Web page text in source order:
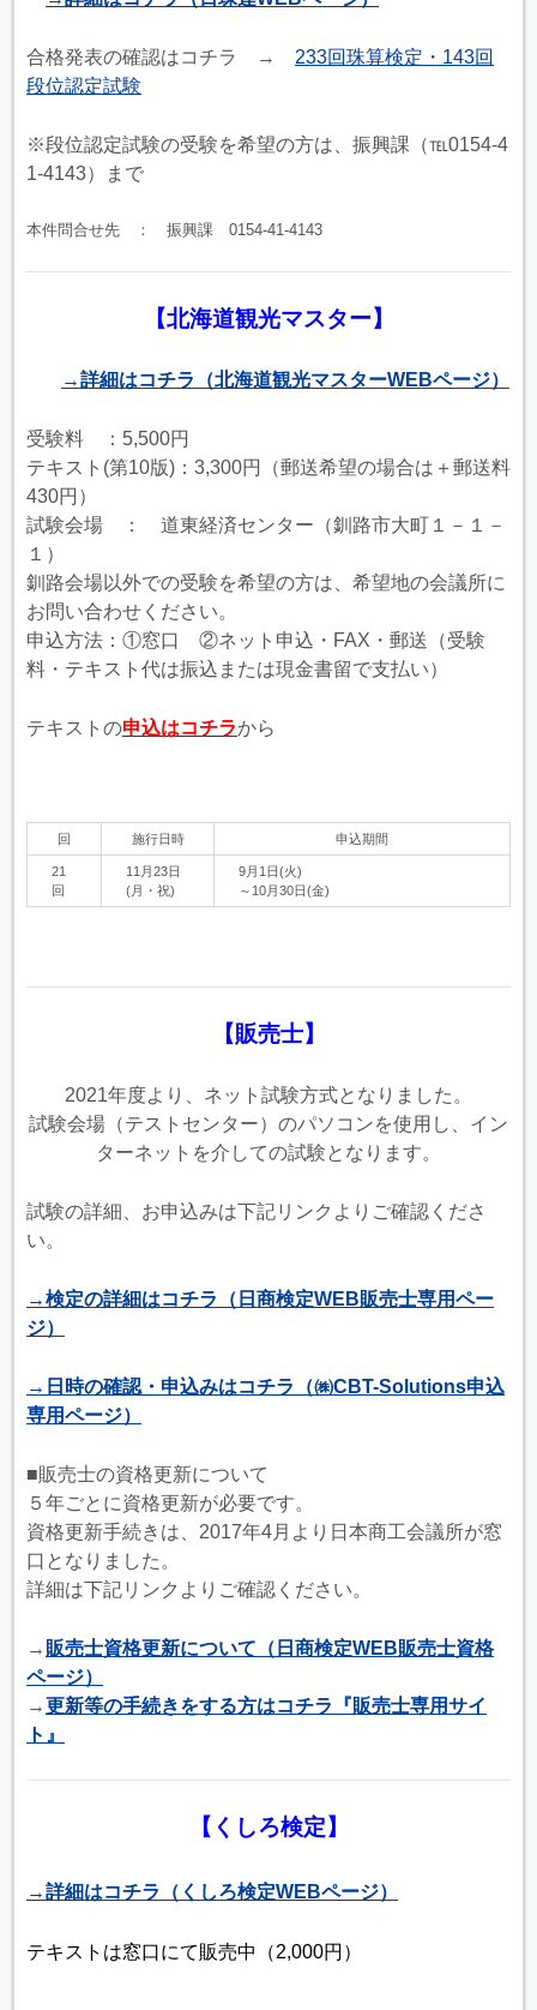
合格発表の確認はコチラ → 233回珠算検定・143回
段位認定試験
※段位認定試験の受験を希望の方は、振興課（℡0154-4
1-4143）まで
本件問合せ先 ： 振興課 0154-41-4143
【北海道観光マスター】
→詳細はコチラ（北海道観光マスターWEBページ）
受験料 ：5,500円
テキスト(第10版)：3,300円（郵送希望の場合は＋郵送料
430円）
試験会場 ： 道東経済センター（釧路市大町１－１－
１）
釧路会場以外での受験を希望の方は、希望地の会議所に
お問い合わせください。
申込方法：①窓口 ②ネット申込・FAX・郵送（受験
料・テキスト代は振込または現金書留で支払い）
テキストの申込はコチラから
回 施行日時 申込期間
21
回
11月23日
(月・祝)
9月1日(火)
～10月30日(金)
【販売士】
2021年度より、ネット試験方式となりました。
試験会場（テストセンター）のパソコンを使用し、イン
ターネットを介しての試験となります。
試験の詳細、お申込みは下記リンクよりご確認くださ
い。
→検定の詳細はコチラ（日商検定WEB販売士専用ペー
ジ）
→日時の確認・申込みはコチラ（㈱CBT-Solutions申込
専用ページ）
■販売士の資格更新について
５年ごとに資格更新が必要です。
資格更新手続きは、2017年4月より日本商工会議所が窓
口となりました。
詳細は下記リンクよりご確認ください。
→ 販売士資格更新について（日商検定WEB販売士資格
ページ）
→更新等の手続きをする方はコチラ『販売士専用サイ
ト』
【くしろ検定】
→詳細はコチラ（くしろ検定WEBページ）
テキストは窓口にて販売中（2,000円）